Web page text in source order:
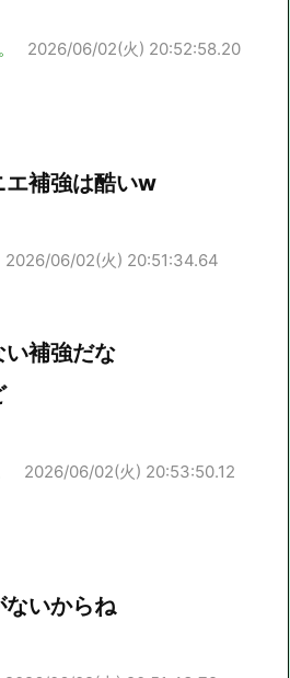
2026/06/02(火) 20:52:58.20
エ補強は酷いw
2026/06/02(火) 20:51:34.64
補強だな
2026/06/02(火) 20:53:50.12
ないからね